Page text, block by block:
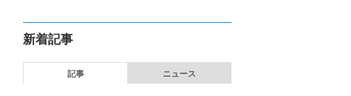
新着記事
記事 ニュース